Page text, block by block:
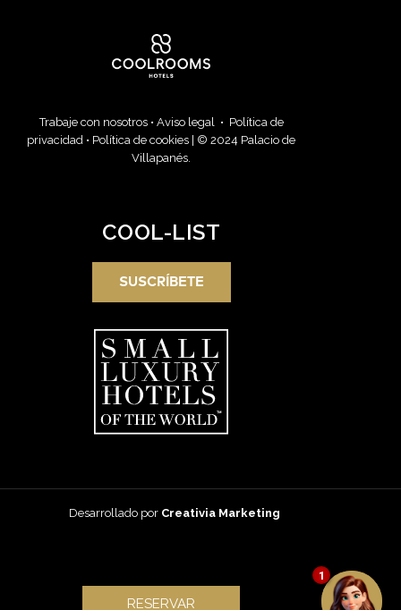
Trabaje con nosotros • Aviso legal • Política de
privacidad • Política de cookies | © 2024 Palacio de
Villapanés.
COOL-LIST
SUSCRÍBETE
RESERVAR
Desarrollado por Creativia Marketing
1